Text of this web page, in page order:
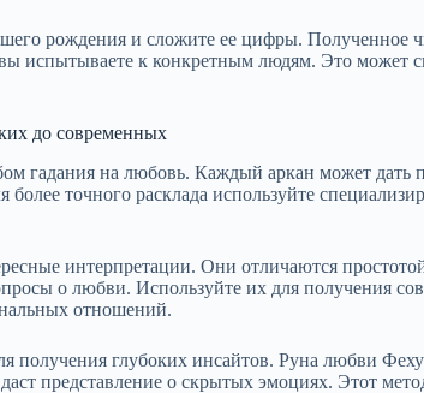
рождения и сложите ее цифры. Полученное
испытываете к конкретным людям. Это может
до современных
гадания на любовь. Каждый аркан может дать
точного расклада используйте
интерпретации. Они отличаются
о любви. Используйте их для получения
отношений.
получения глубоких инсайтов. Руна любви
представление о скрытых эмоциях. Этот